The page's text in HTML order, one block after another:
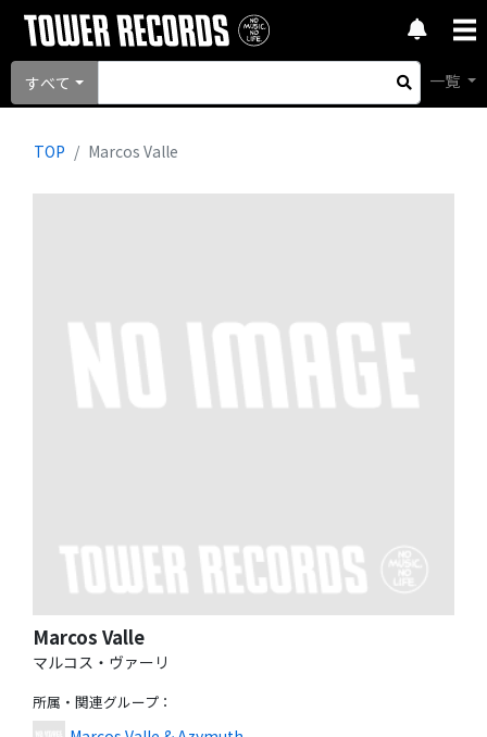
すべて 一覧
TOP Marcos Valle
Marcos Valle
マルコス・ヴァーリ
所属・関連グループ ：